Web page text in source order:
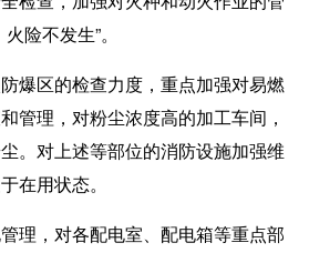
险不发生”。
爆区的检查力度，重点加强对易燃
管理，对粉尘浓度高的加工车间，
。对上述等部位的消防设施加强维
在用状态。
理，对各配电室、配电箱等重点部